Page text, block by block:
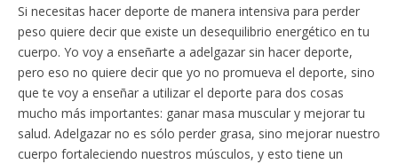
Si necesitas hacer deporte de manera intensiva para perder
peso quiere decir que existe un desequilibrio energético en tu
cuerpo. Yo voy a enseñarte a adelgazar sin hacer deporte,
pero eso no quiere decir que yo no promueva el deporte, sino
que te voy a enseñar a utilizar el deporte para dos cosas
mucho más importantes: ganar masa muscular y mejorar tu
salud. Adelgazar no es sólo perder grasa, sino mejorar nuestro
cuerpo fortaleciendo nuestros músculos, y esto tiene un